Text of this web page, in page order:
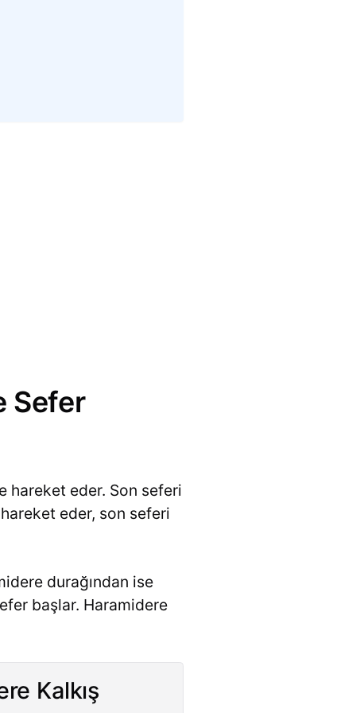
Sefer
hareket eder. Son seferi
eder, son seferi
durağından ise
başlar. Haramidere
Kalkış